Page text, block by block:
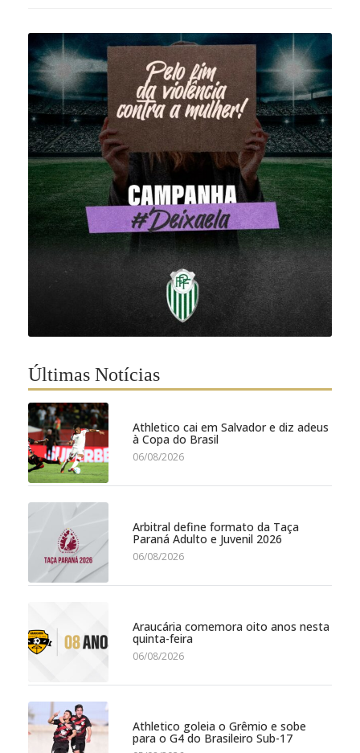
Últimas Notícias
Athletico cai em Salvador e diz adeus
à Copa do Brasil
06/08/2026
Arbitral define formato da Taça
Paraná Adulto e Juvenil 2026
06/08/2026
Araucária comemora oito anos nesta
quinta-feira
06/08/2026
Athletico goleia o Grêmio e sobe
para o G4 do Brasileiro Sub-17